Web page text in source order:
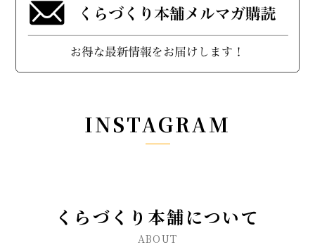
INSTAGRAM
くらづくり本舗について
ABOUT